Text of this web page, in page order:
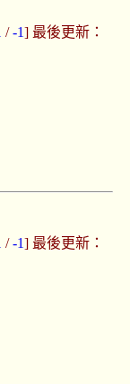
/-1] 最後更新：
/-1] 最後更新：